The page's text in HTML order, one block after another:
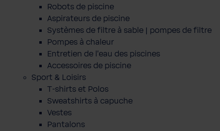
Robots de piscine
Aspirateurs de piscine
Systèmes de filtre à sable | pompes de filtre
Pompes à chaleur
Entretien de l'eau des piscines
Accessoires de piscine
Sport & Loisirs
T-shirts et Polos
Sweatshirts à capuche
Vestes
Pantalons